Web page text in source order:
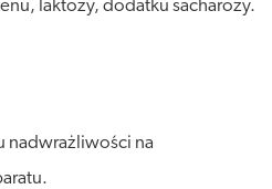
laktozy, dodatku sacharozy.
nadwrażliwości na